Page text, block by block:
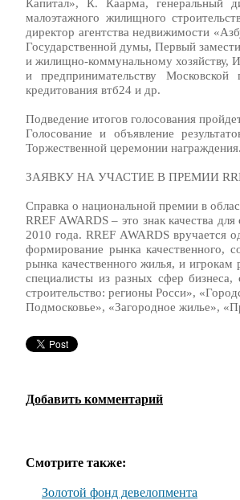
Капитал», К. Каарма, генеральный
малоэтажного жилищного
директор агентства недвижимости
Государственной думы, Первый
и жилищно-коммунальному хозяйству,
и предпринимательству
кредитования втб24 и др.
Подведение итогов голосования
Голосование и объявление
Торжественной церемонии награждения.
ЗАЯВКУ НА УЧАСТИЕ В ПРЕМИИ
Справка о национальной премии в
RREF AWARDS – это знак качества
2010 года. RREF AWARDS вручается
формирование рынка качественного,
рынка качественного жилья, и
специалисты из разных сфер
строительство: регионы Росси»,
Подмосковье», «Загородное жилье»,
Добавить комментарий
Смотрите также:
Золотой фонд девелопмента